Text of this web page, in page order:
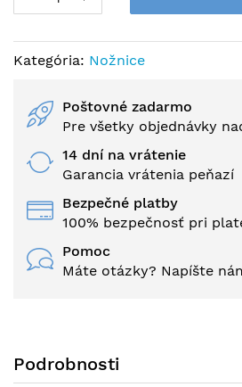
Kategória: Nožnice
Poštovné zadarmo
Pre všetky objednávky
14 dní na vrátenie
Garancia vrátenia peňazí
Bezpečné platby
100% bezpečnosť pri
Pomoc
Máte otázky? Napíšte
Podrobnosti